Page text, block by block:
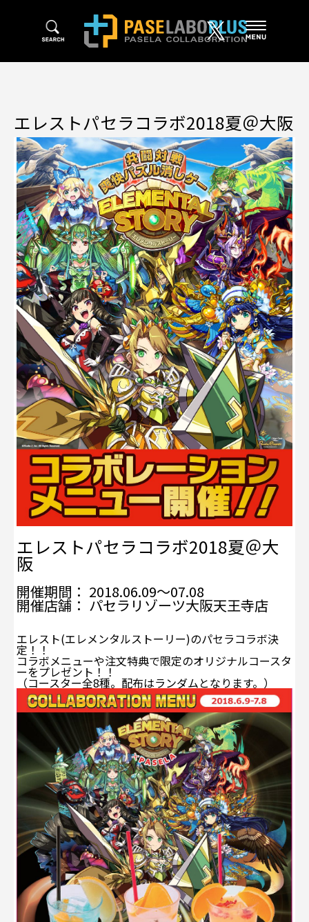
エレストパセラコラボ2018夏＠大阪
エレストパセラコラボ2018夏＠大
阪
開催期間： 2018.06.09～07.08
開催店舗： パセラリゾーツ大阪天王寺店
エレスト(エレメンタルストーリー)のパセラコラボ決
定！！
コラボメニューや注文特典で限定のオリジナルコースタ
ーをプレゼント！！
（コースター全8種。配布はランダムとなります。）